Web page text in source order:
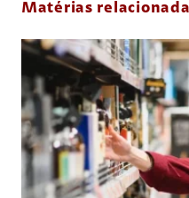
Matérias